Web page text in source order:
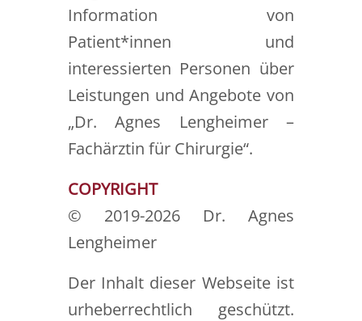
Information von
Patient*innen und
interessierten Personen über
Leistungen und Angebote von
„Dr. Agnes Lengheimer –
Fachärztin für Chirurgie“.
COPYRIGHT
© 2019-2026 Dr. Agnes
Lengheimer
Der Inhalt dieser Webseite ist
urheberrechtlich geschützt.